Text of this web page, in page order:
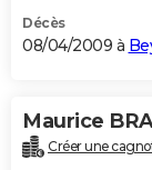
Décès
08/04/2009 à
Maurice
Créer une